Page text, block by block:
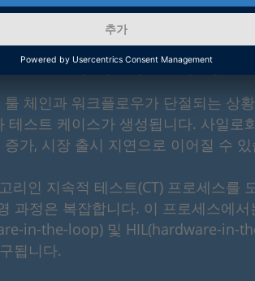
트웨어 개발에서
체인과 워크플로우가 단절되는 상
스트 케이스가 생성됩니다. 사일
가, 시장 출시 지연으로 이어질 수
리인 지속적 테스트(CT) 프로세스
과정은 복잡합니다. 이 프로세스에
in-the-loop) 및 HIL(hardware-in-
됩니다.